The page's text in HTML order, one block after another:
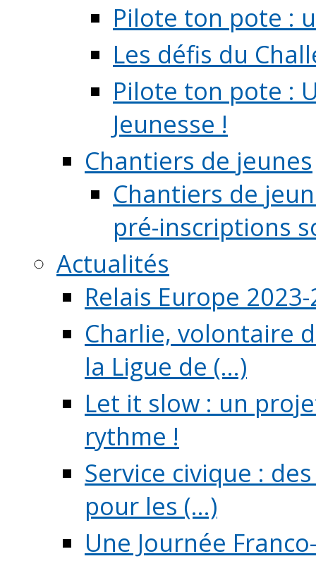
Pilote ton pote :
Les défis du
Pilote ton pote :
Jeunesse !
Chantiers de jeunes
Chantiers de
pré-inscriptions
Actualités
Relais Europe
Charlie, volontaire
la Ligue de (...)
Let it slow : un
rythme !
Service civique :
pour les (...)
Une Journée